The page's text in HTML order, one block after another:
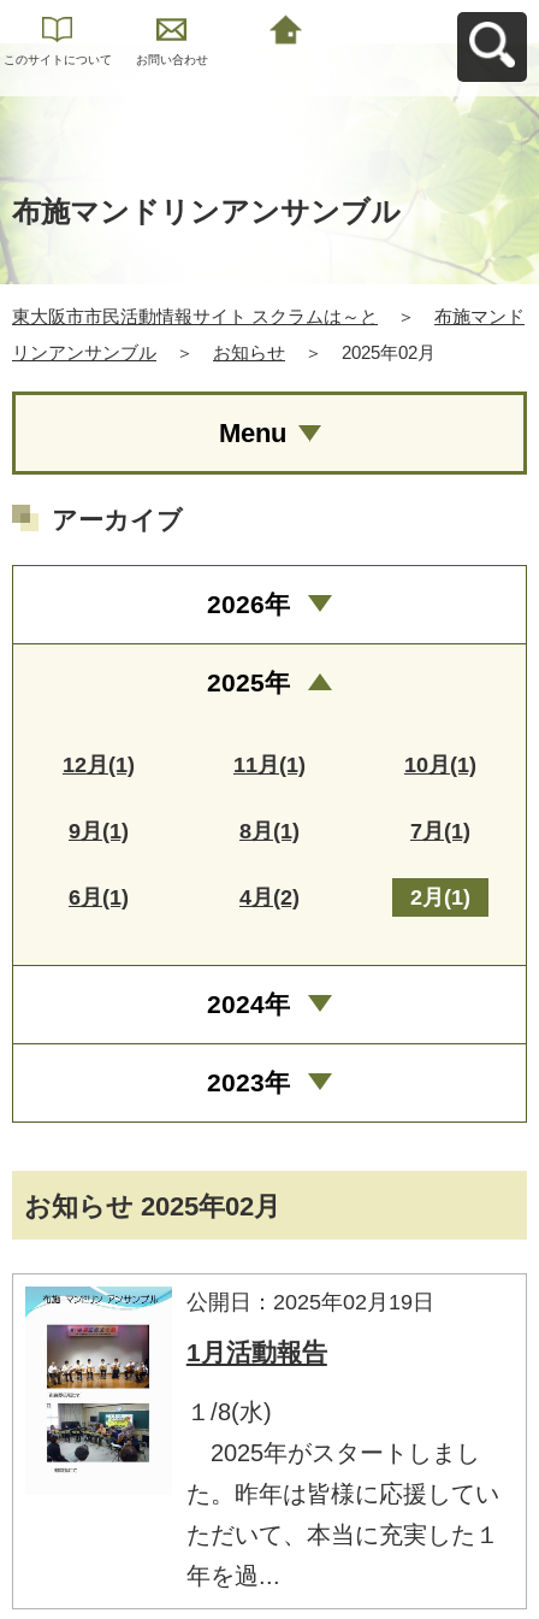
このサイトについて お問い合わせ
布施マンドリンアンサンブル
東大阪市市民活動情報サイト スクラムは～と ＞
布施マンド
リンアンサンブル
＞ お知らせ ＞ 2025年02月
お知らせ 2025年02月
公開日：2025年02月19日
1月活動報告
１/8(水)
2025年がスタートしまし
た。昨年は皆様に応援してい
ただいて、本当に充実した１
年を過...
Menu
アーカイブ
2026年
2025年
12月(1) 11月(1) 10月(1)
9月(1) 8月(1) 7月(1)
6月(1) 4月(2) 2月(1)
2024年
2023年